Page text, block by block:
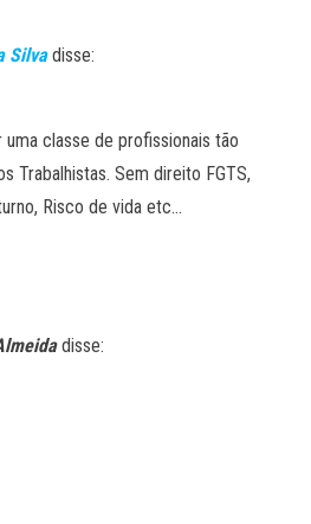
Silva disse:
uma classe de profissionais tão
Trabalhistas. Sem direito FGTS,
Risco de vida etc…
disse: